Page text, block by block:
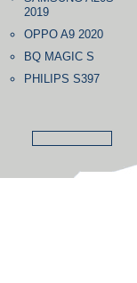
2019
OPPO A9 2020
BQ MAGIC S
PHILIPS S397